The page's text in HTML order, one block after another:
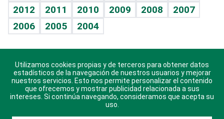
Celebrando la vida
Sin complejos
En pocas palabras
Escuchando al corazón
Economía Personal
2012
2011 2010 2009 2008
2007
2006
2005 2004
Descarga nuestras aplicaciones para Android, iOS y
sistema Huawei.
Utilizamos cookies propias y de terceros para obtener datos
estadísticos de la navegación de nuestros usuarios y mejorar
nuestros servicios. Esto nos permite personalizar el contenido
que ofrecemos y mostrar publicidad relacionada a sus
intereses. Si continúa navegando, consideramos que acepta su
uso.